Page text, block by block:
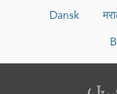
Dansk